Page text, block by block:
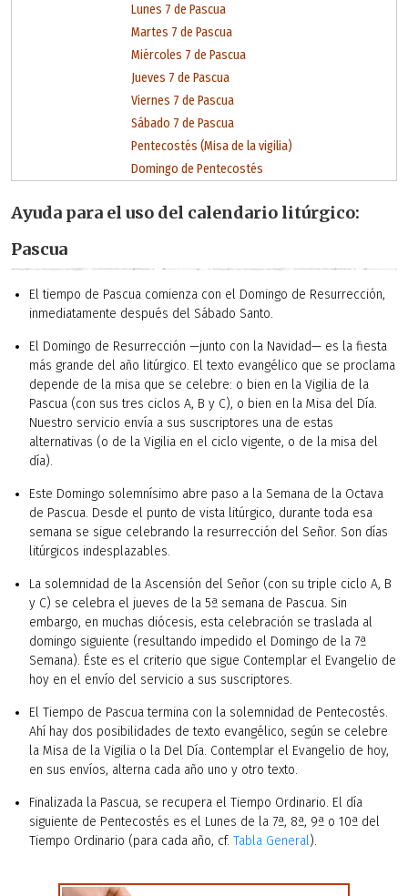
Lunes 7 de Pascua
Martes 7 de Pascua
Miércoles 7 de Pascua
Jueves 7 de Pascua
Viernes 7 de Pascua
Sábado 7 de Pascua
Pentecostés (Misa de la vigilia)
Domingo de Pentecostés
Ayuda para el uso del calendario litúrgico:
Pascua
El tiempo de Pascua comienza con el Domingo de Resurrección,
inmediatamente después del Sábado Santo.
El Domingo de Resurrección —junto con la Navidad— es la fiesta
más grande del año litúrgico. El texto evangélico que se proclama
depende de la misa que se celebre: o bien en la Vigilia de la
Pascua (con sus tres ciclos A, B y C), o bien en la Misa del Día.
Nuestro servicio envía a sus suscriptores una de estas
alternativas (o de la Vigilia en el ciclo vigente, o de la misa del
día).
Este Domingo solemnísimo abre paso a la Semana de la Octava
de Pascua. Desde el punto de vista litúrgico, durante toda esa
semana se sigue celebrando la resurrección del Señor. Son días
litúrgicos indesplazables.
La solemnidad de la Ascensión del Señor (con su triple ciclo A, B
y C) se celebra el jueves de la 5ª semana de Pascua. Sin
embargo, en muchas diócesis, esta celebración se traslada al
domingo siguiente (resultando impedido el Domingo de la 7ª
Semana). Éste es el criterio que sigue Contemplar el Evangelio de
hoy en el envío del servicio a sus suscriptores.
El Tiempo de Pascua termina con la solemnidad de Pentecostés.
Ahí hay dos posibilidades de texto evangélico, según se celebre
la Misa de la Vigilia o la Del Día. Contemplar el Evangelio de hoy,
en sus envíos, alterna cada año uno y otro texto.
Finalizada la Pascua, se recupera el Tiempo Ordinario. El día
siguiente de Pentecostés es el Lunes de la 7ª, 8ª, 9ª o 10ª del
Tiempo Ordinario (para cada año, cf. Tabla General).